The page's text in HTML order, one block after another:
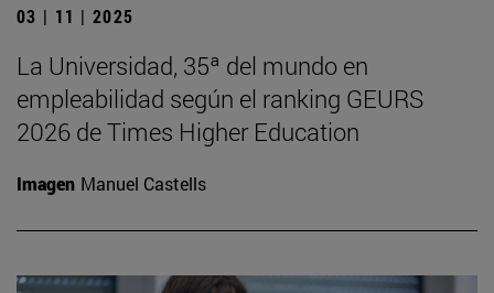
03 | 11 | 2025
La Universidad, 35ª del mundo en
empleabilidad según el ranking GEURS
2026 de Times Higher Education
Imagen Manuel Castells